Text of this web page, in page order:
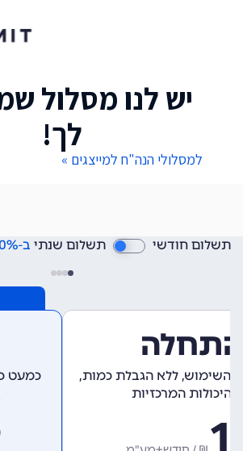
יש לנו מסלול
לך!
למסלולי הנה"ח למייצגים »